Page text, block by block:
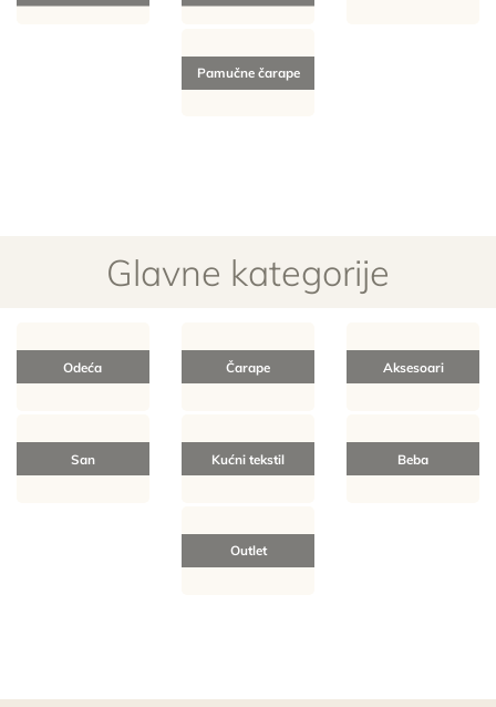
Pamučne čarape
Glavne kategorije
Odeća Čarape Aksesoari
San Kućni tekstil Beba
Outlet